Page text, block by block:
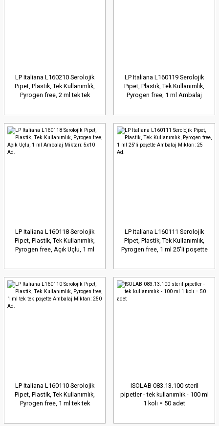
LP Italiana L160210 Serolojik
Pipet, Plastik, Tek Kullanımlık,
Pyrogen free, 2 ml tek tek
LP Italiana L160119 Serolojik
Pipet, Plastik, Tek Kullanımlık,
Pyrogen free, 1 ml Ambalaj
LP Italiana L160118 Serolojik
Pipet, Plastik, Tek Kullanımlık,
Pyrogen free, Açık Uçlu, 1 ml
LP Italiana L160111 Serolojik
Pipet, Plastik, Tek Kullanımlık,
Pyrogen free, 1 ml 25'li poşette
LP Italiana L160110 Serolojik
Pipet, Plastik, Tek Kullanımlık,
Pyrogen free, 1 ml tek tek
ISOLAB 083.13.100 steril
pipetler - tek kullanımlık - 100 ml
1 kolı = 50 adet